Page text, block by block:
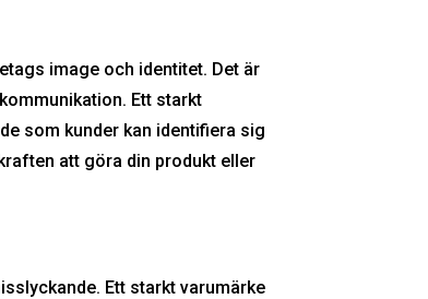
image och identitet. Det är
Ett starkt
som kunder kan identifiera sig
att göra din produkt eller
Ett starkt varumärke